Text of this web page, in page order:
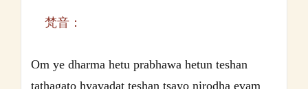
梵音：
Om ye dharma hetu prabhawa hetun teshan
tathagato hyavadat teshan tsayo nirodha evam